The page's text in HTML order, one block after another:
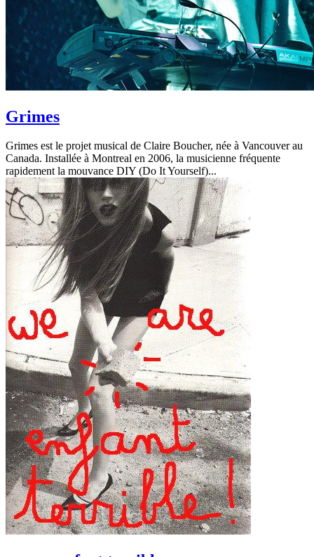
Grimes
Grimes est le projet musical de Claire Boucher, née à Vancouver au
Canada. Installée à Montreal en 2006, la musicienne fréquente
rapidement la mouvance DIY (Do It Yourself)...